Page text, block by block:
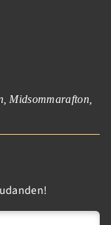
Midsommarafton,